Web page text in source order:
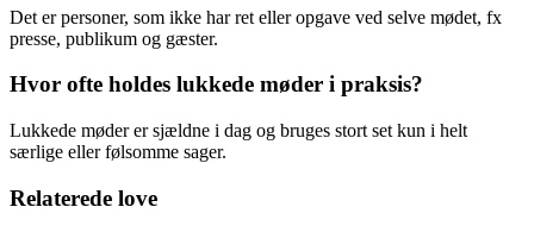
Det er personer, som ikke har ret eller opgave ved selve mødet, fx
presse, publikum og gæster.
Hvor ofte holdes lukkede møder i praksis?
Lukkede møder er sjældne i dag og bruges stort set kun i helt
særlige eller følsomme sager.
Relaterede love